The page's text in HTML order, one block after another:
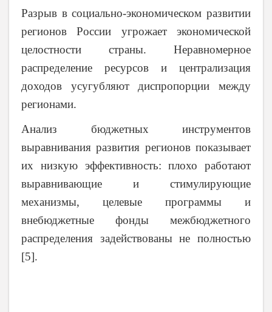
Разрыв в социально-экономическом развитии
регионов России угрожает экономической
целостности страны. Неравномерное
распределение ресурсов и централизация
доходов усугубляют диспропорции между
регионами.
Анализ бюджетных инструментов
выравнивания развития регионов показывает
их низкую эффективность: плохо работают
выравнивающие и стимулирующие
механизмы, целевые программы и
внебюджетные фонды межбюджетного
распределения задействованы не полностью
[5].